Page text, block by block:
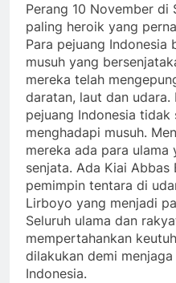
Perang 10 November di
paling heroik yang
Para pejuang Indonesia
musuh yang
mereka telah
daratan, laut dan
pejuang Indonesia
menghadapi musuh.
mereka ada para
senjata. Ada Kiai Abbas
pemimpin tentara di
Lirboyo yang menjadi
Seluruh ulama dan
mempertahankan
dilakukan demi
Indonesia.